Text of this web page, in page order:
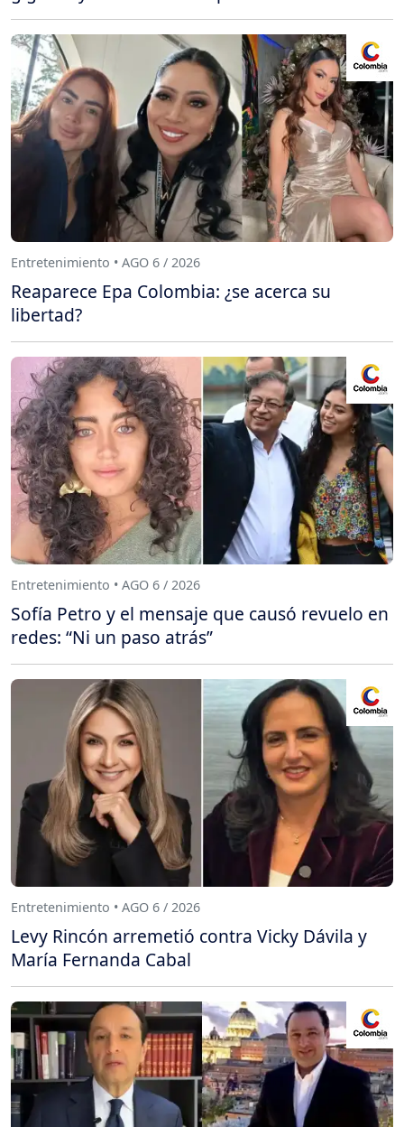
Entretenimiento • AGO 6 / 2026
Reaparece Epa Colombia: ¿se acerca su
libertad?
Entretenimiento • AGO 6 / 2026
Sofía Petro y el mensaje que causó revuelo en
redes: “Ni un paso atrás”
Entretenimiento • AGO 6 / 2026
Levy Rincón arremetió contra Vicky Dávila y
María Fernanda Cabal